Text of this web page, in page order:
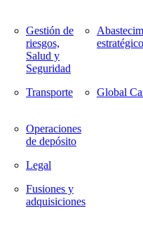
Gestión de
riesgos,
Salud y
Seguridad
Transporte
Operaciones
de depósito
Legal
Fusiones y
adquisiciones
estratégico
Global